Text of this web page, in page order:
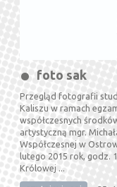
foto sak
Przegląd fotografii
Kaliszu w ramach
współczesnych
artystyczną mgr.
Współczesnej w
lutego 2015 rok, godz.
Królowej ...